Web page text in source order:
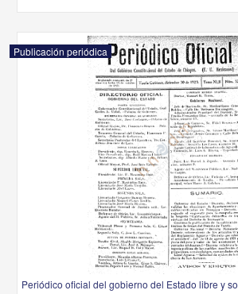
Publicación periódica
Periódico oficial del gobierno del Estado libre y